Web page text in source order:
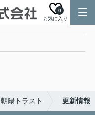
お気に入り
0
陽トラスト 更新情報